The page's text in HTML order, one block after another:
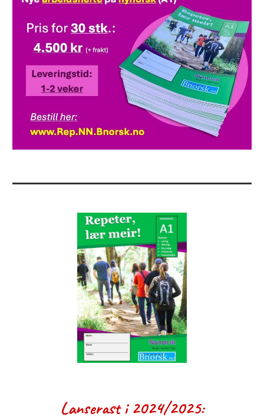
Lanserast i 2024/2025: